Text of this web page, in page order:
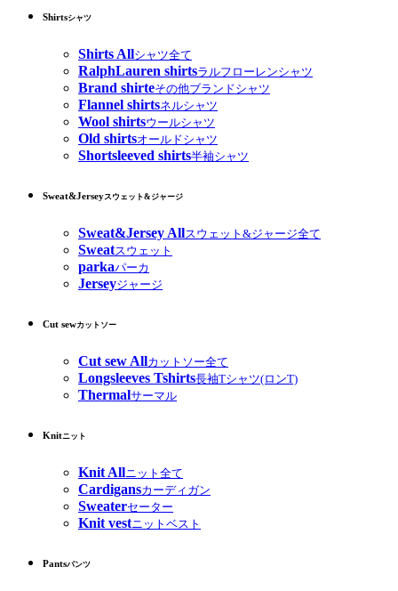
Shirtsシャツ
Shirts Allシャツ全て
RalphLauren shirtsラルフローレンシャツ
Brand shirteその他ブランドシャツ
Flannel shirtsネルシャツ
Wool shirtsウールシャツ
Old shirtsオールドシャツ
Shortsleeved shirts半袖シャツ
Sweat&Jerseyスウェット&ジャージ
Sweat&Jersey Allスウェット&ジャージ全て
Sweatスウェット
parkaパーカ
Jerseyジャージ
Cut sewカットソー
Cut sew Allカットソー全て
Longsleeves Tshirts長袖Tシャツ(ロンT)
Thermalサーマル
Knitニット
Knit Allニット全て
Cardigansカーディガン
Sweaterセーター
Knit vestニットベスト
Pantsパンツ